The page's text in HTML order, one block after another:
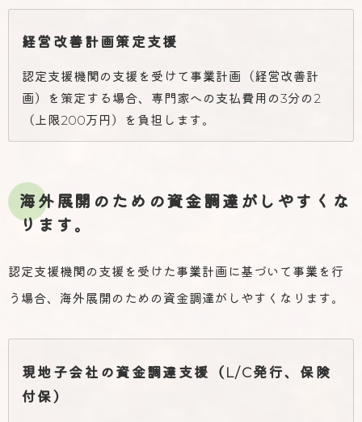
経営改善計画策定支援
認定支援機関の支援を受けて事業計画（経営改善計
画）を策定する場合、専門家への支払費用の3分の2
（上限200万円）を負担します。
海外展開のための資金調達がしやすくな
ります。
認定支援機関の支援を受けた事業計画に基づいて事業を行
う場合、海外展開のための資金調達がしやすくなります。
現地子会社の資金調達支援（L/C発行、保険
付保）